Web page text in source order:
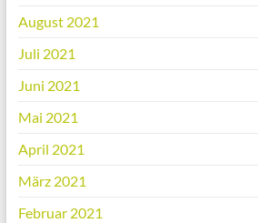
August 2021
Juli 2021
Juni 2021
Mai 2021
April 2021
März 2021
Februar 2021